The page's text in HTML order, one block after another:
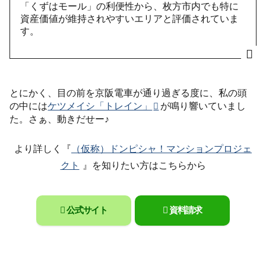
「くずはモール」の利便性から、枚方市内でも特に
資産価値が維持されやすいエリアと評価されていま
す。
とにかく、目の前を京阪電車が通り過ぎる度に、私の頭
の中にはケツメイシ「トレイン」
が鳴り響いていまし
た。さぁ、動きだせー♪
より詳しく『 （仮称）ドンピシャ！マンションプロジェ
クト
』を知りたい方はこちらから
公式サイト 資料請求